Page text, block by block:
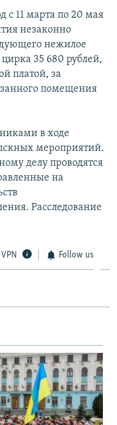
с 11 марта по 20 мая
незаконно
нежилое
35 680 рублей,
платой, за
помещения
в ходе
мероприятий.
делу проводятся
на
Расследование
Follow us